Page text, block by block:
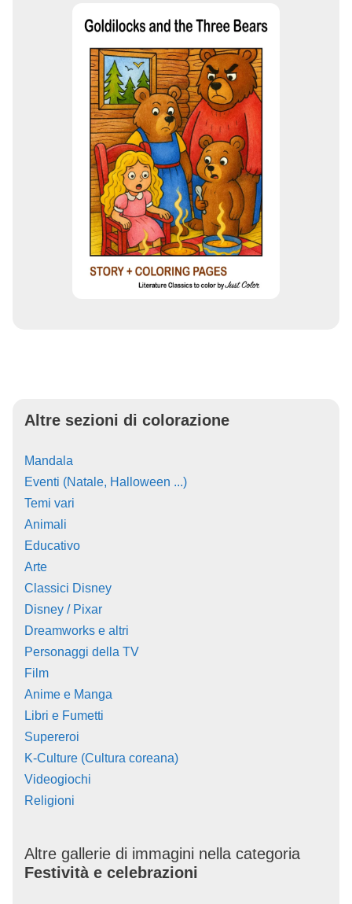
Altre sezioni di colorazione
Mandala
Eventi (Natale, Halloween ...)
Temi vari
Animali
Educativo
Arte
Classici Disney
Disney / Pixar
Dreamworks e altri
Personaggi della TV
Film
Anime e Manga
Libri e Fumetti
Supereroi
K-Culture (Cultura coreana)
Videogiochi
Religioni
Altre gallerie di immagini nella categoria
Festività e celebrazioni